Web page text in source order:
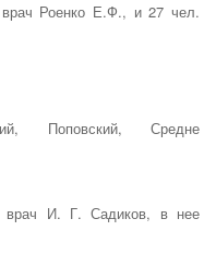
Роенко Е.Ф., и 27 чел.
Поповский, Средне
врач И. Г. Садиков, в нее